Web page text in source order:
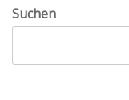
Suchen